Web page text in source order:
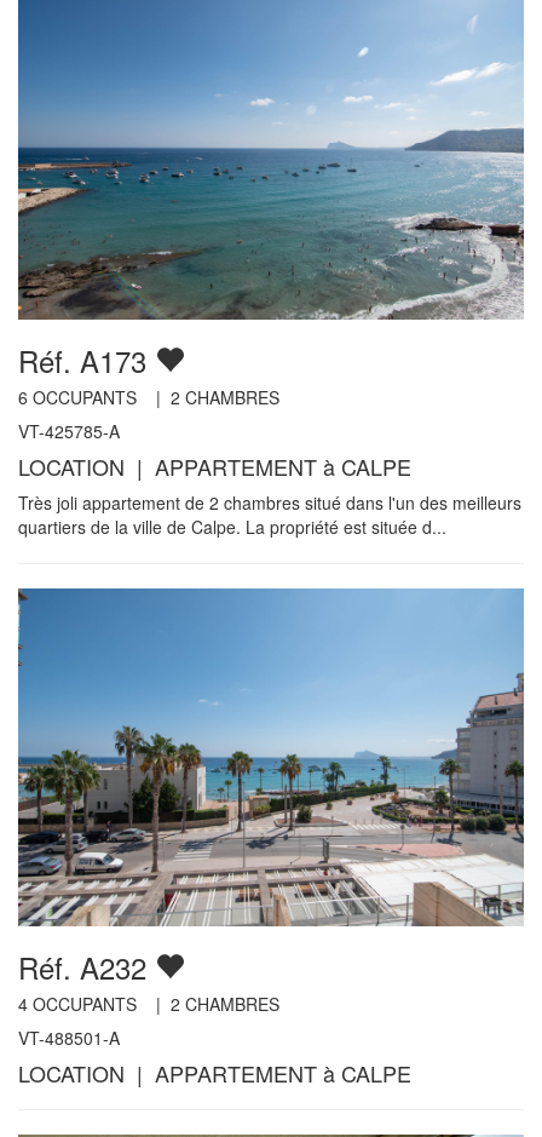
Réf. A173
6 OCCUPANTS | 2 CHAMBRES
VT-425785-A
LOCATION | APPARTEMENT à CALPE
Très joli appartement de 2 chambres situé dans l'un des meilleurs
quartiers de la ville de Calpe. La propriété est située d...
Réf. A232
4 OCCUPANTS | 2 CHAMBRES
VT-488501-A
LOCATION | APPARTEMENT à CALPE